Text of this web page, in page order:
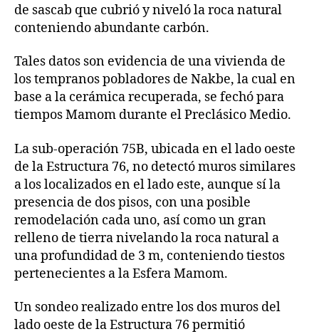
de sascab que cubrió y niveló la roca natural
conteniendo abundante carbón.
Tales datos son evidencia de una vivienda de
los tempranos pobladores de Nakbe, la cual en
base a la cerámica recuperada, se fechó para
tiempos Mamom durante el Preclásico Medio.
La sub-operación 75B, ubicada en el lado oeste
de la Estructura 76, no detectó muros similares
a los localizados en el lado este, aunque sí la
presencia de dos pisos, con una posible
remodelación cada uno, así como un gran
relleno de tierra nivelando la roca natural a
una profundidad de 3 m, conteniendo tiestos
pertenecientes a la Esfera Mamom.
Un sondeo realizado entre los dos muros del
lado oeste de la Estructura 76 permitió